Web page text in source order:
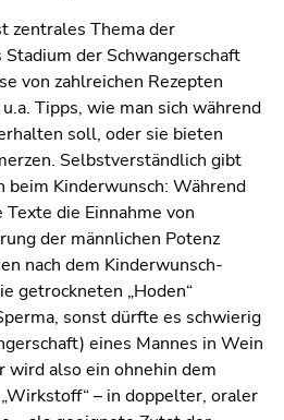
zentrales Thema der
der Schwangerschaft
von zahlreichen Rezepten
Tipps, wie man sich während
soll, oder sie bieten
Selbstverständlich gibt
Kinderwunsch: Während
die Einnahme von
der männlichen Potenz
nach dem Kinderwunsch-
getrockneten „Hoden“
sonst dürfte es schwierig
eines Mannes in Wein
wird also ein ohnehin dem
– in doppelter, oraler